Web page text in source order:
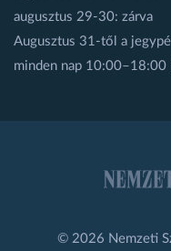
augusztus 29-30: zárva
Augusztus 31-től a
minden nap
© 2026 Nemzeti